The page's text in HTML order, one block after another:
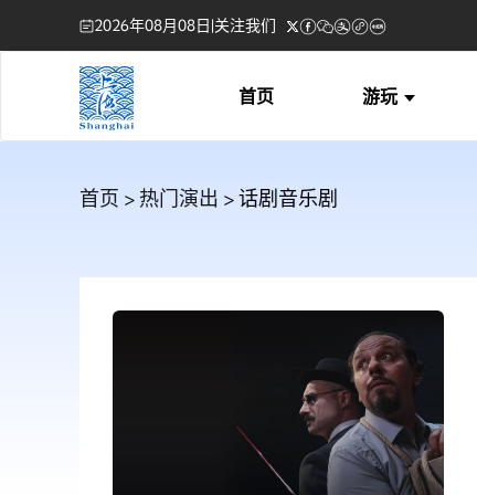
2026年08月08日|关注我们
首页 游玩
首页 > 热门演出 > 话剧音乐剧